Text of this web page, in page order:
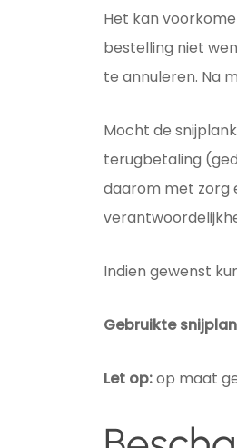
Het kan
bestelling niet
te annuleren. Na
Mocht de
terugbetaling
daarom met zorg
Indien gewenst
Gebruikte
Let op:op maat